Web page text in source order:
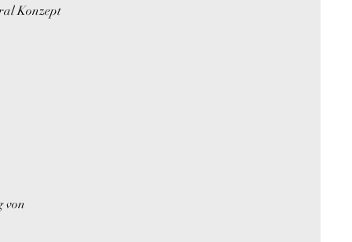
Konzept
von